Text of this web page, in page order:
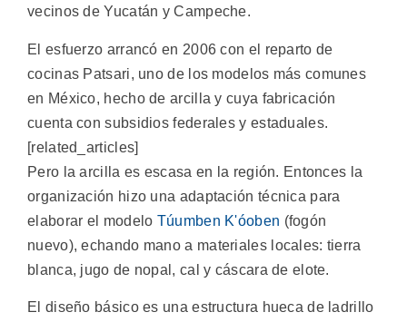
vecinos de Yucatán y Campeche.
El esfuerzo arrancó en 2006 con el reparto de
cocinas Patsari, uno de los modelos más comunes
en México, hecho de arcilla y cuya fabricación
cuenta con subsidios federales y estaduales.
[related_articles]
Pero la arcilla es escasa en la región. Entonces la
organización hizo una adaptación técnica para
elaborar el modelo Túumben K'óoben (fogón
nuevo), echando mano a materiales locales: tierra
blanca, jugo de nopal, cal y cáscara de elote.
El diseño básico es una estructura hueca de ladrillo